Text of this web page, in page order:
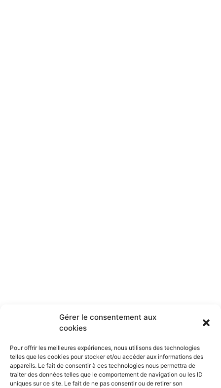
Gérer le consentement aux
cookies
Pour offrir les meilleures expériences, nous utilisons des technologies
telles que les cookies pour stocker et/ou accéder aux informations des
appareils. Le fait de consentir à ces technologies nous permettra de
traiter des données telles que le comportement de navigation ou les ID
uniques sur ce site. Le fait de ne pas consentir ou de retirer son